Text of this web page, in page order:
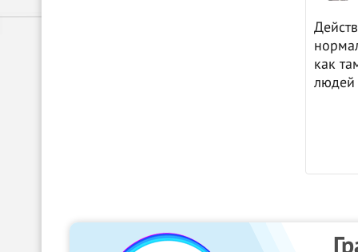
Действительно , как и читал в
нормальные ребята , хороший
как там очередь значит лучший
людей и мой глаз не обмануть )))